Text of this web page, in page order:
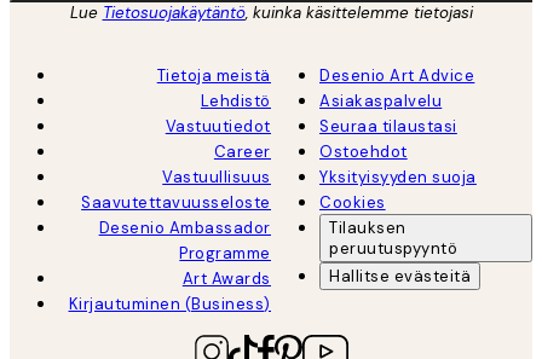
Lue Tietosuojakäytäntö, kuinka käsittelemme tietojasi
Tietoja meistä
Lehdistö
Vastuutiedot
Career
Vastuullisuus
Saavutettavuusseloste
Desenio Ambassador
Programme
Art Awards
Kirjautuminen (Business)
Desenio Art Advice
Asiakaspalvelu
Seuraa tilaustasi
Ostoehdot
Yksityisyyden suoja
Cookies
Tilauksen
peruutuspyyntö
Hallitse evästeitä